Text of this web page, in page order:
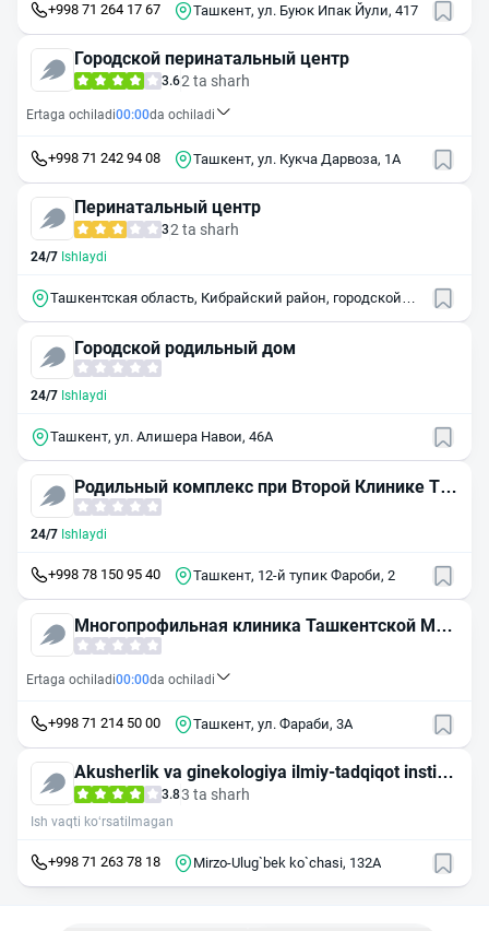
+998 71 264 17 67 Ташкент, ул. Буюк Ипак Йули, 417
Городской перинатальный центр
3.62 ta sharh
Ertaga ochiladi00:00da ochiladi
+998 71 242 94 08 Ташкент, ул. Кукча Дарвоза, 1А
Перинатальный центр
32 ta sharh
24/7 Ishlaydi
Ташкентская область, Кибрайский район, городской
Городской родильный дом
24/7 Ishlaydi
Ташкент, ул. Алишера Навои, 46А
Родильный комплекс при Второй Клинике Та
шкентской Медицинской Академии
24/7 Ishlaydi
+998 78 150 95 40 Ташкент, 12-й тупик Фароби, 2
Многопрофильная клиника Ташкентской Мед
ицинской Академии, корпус № 2
Ertaga ochiladi00:00da ochiladi
+998 71 214 50 00 Ташкент, ул. Фараби, 3А
Akusherlik va ginekologiya ilmiy-tadqiqot institut
i
3.83 ta sharh
Ish vaqti ko‘rsatilmagan
+998 71 263 78 18 Mirzo-Ulug`bek ko`chasi, 132A